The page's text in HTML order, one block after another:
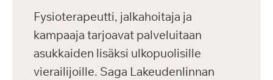
Fysioterapeutti, jalkahoitaja ja
kampaaja tarjoavat palveluitaan
asukkaiden lisäksi ulkopuolisille
vierailijoille. Saga Lakeudenlinnan